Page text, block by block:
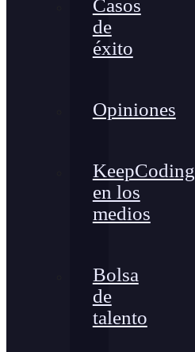
Casos
de
éxito
Opiniones
KeepCoding
en los
medios
Bolsa
de
talento